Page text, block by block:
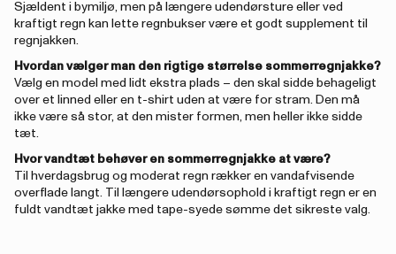
Sjældent i bymiljø, men på længere udendørsture eller ved
kraftigt regn kan lette regnbukser være et godt supplement til
regnjakken.
Hvordan vælger man den rigtige størrelse sommerregnjakke?
Vælg en model med lidt ekstra plads – den skal sidde behageligt
over et linned eller en t-shirt uden at være for stram. Den må
ikke være så stor, at den mister formen, men heller ikke sidde
tæt.
Hvor vandtæt behøver en sommerregnjakke at være?
Til hverdagsbrug og moderat regn rækker en vandafvisende
overflade langt. Til længere udendørsophold i kraftigt regn er en
fuldt vandtæt jakke med tape-syede sømme det sikreste valg.